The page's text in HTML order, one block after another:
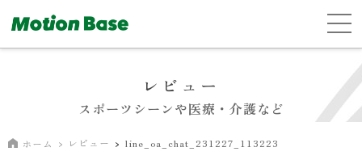
レビュー
スポーツシーンや医療・介護など
ホーム レビュー line_oa_chat_231227_113223